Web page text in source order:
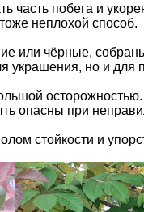
побега и
неплохой способ.
или чёрные,
украшения, но и для
опасны при
стойкости и